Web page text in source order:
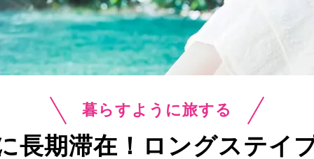
暮らすように旅する
長期滞在！ ロングステイ